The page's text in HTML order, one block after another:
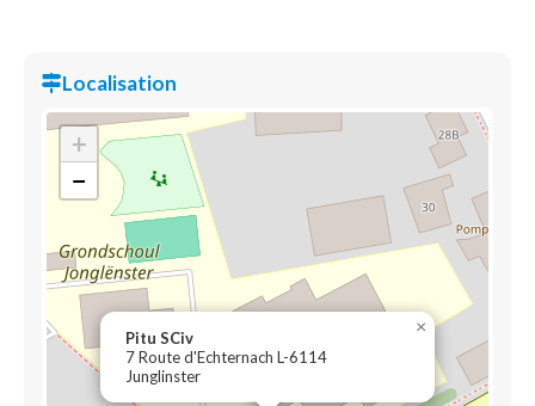
Localisation
Pitu SCiv
7 Route d'Echternach L-6114
Junglinster
×
+
−